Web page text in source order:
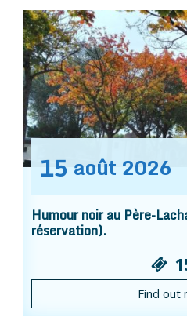
15 août 2026
Humour noir au Père-
réservation).
Find out